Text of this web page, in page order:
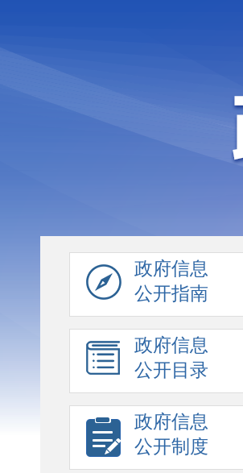
政府信息
公开指南
政府信息
公开目录
政府信息
公开制度